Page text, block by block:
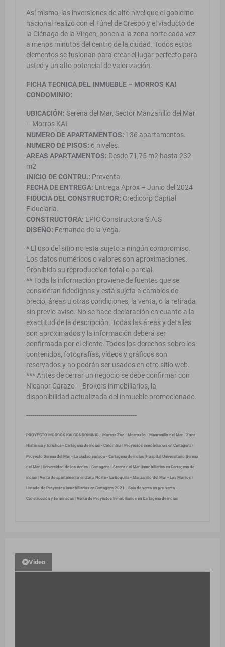
Así mismo, las inversiones de alto nivel que el gobierno
nacional realizo con el Túnel de Crespo y el viaducto de
la Ciénaga de la Virgen, ponen a la zona norte cada vez
a menos minutos del centro de la ciudad. Todos estos
elementos se fusionan para crear el lugar perfecto para
usted y un alto potencial de valorización.
FICHA TECNICA DEL INMUEBLE – MORROS KAI
CONDOMINIO:
UBICACIÓN: Serena del Mar, Sector Manzanillo del Mar
– Morros KAI
NUMERO DE APARTAMENTOS: 136 apartamentos.
NUMERO DE PISOS: 6 niveles.
AREAS APARTAMENTOS: Desde 71,75 m2 hasta 232
m2
INICIO DE CONTRU.: Preventa.
FECHA DE ENTREGA: Entrega Aprox – Junio del 2024
FIDUCIA DEL CONSTRUCTOR: Credicorp Capital
Fiduciaria.
CONSTRUCTORA: EPIC Constructora S.A.S
DISEÑO: Fernando de la Vega.
* El uso del sitio no esta sujeto a ningún compromiso.
Los datos numéricos o valores son aproximaciones.
Prohibida su reproducción total o parcial.
**Toda la información proviene de fuentes que se
consideran fidedignas y está sujeta a cambios de
precio, áreas u otras condiciones, la venta, o la retirada
sin previo aviso. No se hace declaración en cuanto a la
exactitud de la descripción. Todas las áreas y detalles
son aproximados y la información deberá ser
confirmada por el cliente. Todos los derechos sobre los
contenidos, fotografías, vídeos y gráficos son
reservados y no podrán ser usados en otro sitio web.
*** Antes de cerrar un negocio se debe confirmar con
Nicanor Carazo – Brokers inmobiliarios, la
disponibilidad actualizada del inmueble promocionado.
-------------------------------------------------------
PROYECTO MORROS KAI CONDOMINIO - Morros Zoe - Morros ìo - Manzanillo del Mar - Zona
Histórica y turística - Cartagena de indias - Colombia | Proyectos inmobiliarios en Cartagena |
Proyecto Serena del Mar - La ciudad soñada - Cartagena de indias |Hospital Universitario Serena
del Mar | Universidad de los Andes - Cartagena - Serena del Mar |Inmobiliarias en Cartagena de
indias | Venta de apartamento en Zona Norte - La Boquilla - Manzanillo del Mar - Los Morros |
Listado de Proyectos inmobiliarios en Cartagena 2021 - Sala de venta en pre-venta -
Construcción y terminadas | Venta de Proyectos Inmobiliarios en Cartagena de indias
Video